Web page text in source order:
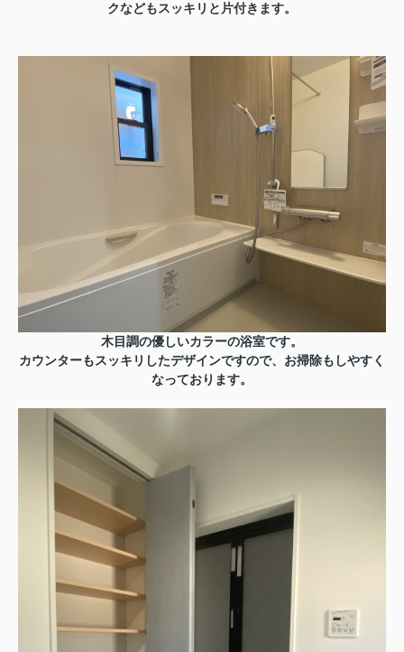
クなどもスッキリと片付きます。
木目調の優しいカラーの浴室です。
カウンターもスッキリしたデザインですので、お掃除もしやすく
なっております。